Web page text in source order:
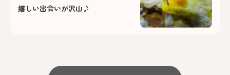
嬉しい出会いが沢山♪